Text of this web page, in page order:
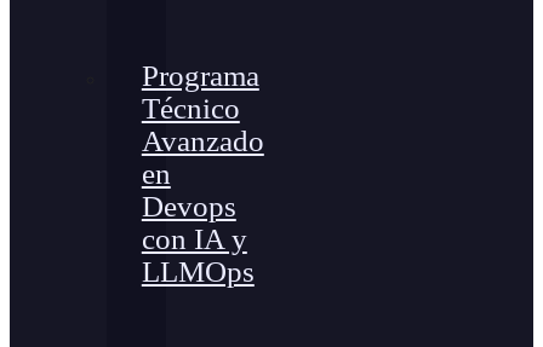
Programa
Técnico
Avanzado
en
Devops
con IA y
LLMOps